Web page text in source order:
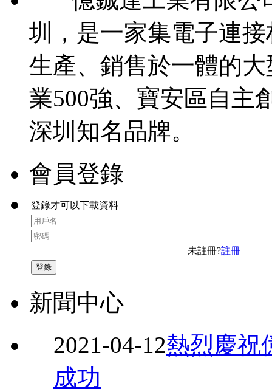
圳，是一家集電子連
生產、銷售於一體的
業500強、寶安區自主
深圳知名品牌。
會員登錄
登錄才可以下載資料
未註冊?註冊
新聞中心
2021-04-12熱烈慶祝
成功